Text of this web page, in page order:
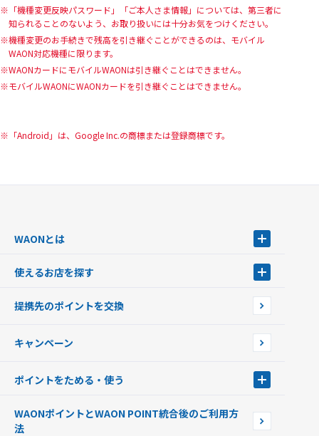
「機種変更反映パスワード」「ご本人さま情報」については、第三者に
知られることのないよう、お取り扱いには十分お気をつけください。
機種変更のお手続きで残高を引き継ぐことができるのは、モバイル
WAON対応機種に限ります。
WAONカードにモバイルWAONは引き継ぐことはできません。
モバイルWAONにWAONカードを引き継ぐことはできません。
「Android」は、Google Inc.の商標または登録商標です。
WAONとは
WAONを申込む
インターネット上でのお買い物について（ネット決済）
使えるお店を探す
店舗検索
イオン銀行ATM設置場所
提携先のポイントを交換
キャンペーン
ポイントをためる・使う
ポイントの有効期限について
WAONポイントとWAON POINT統合後のご利用方
法